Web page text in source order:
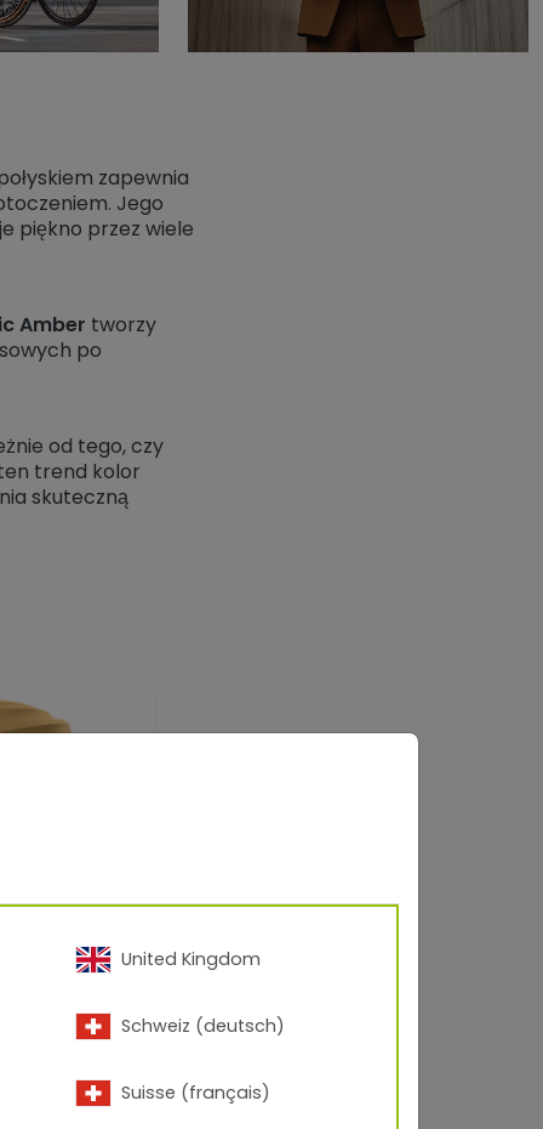
zapewnia
Jego
piękno przez wiele
Amber tworzy
po
od tego, czy
trend kolor
skuteczną
United Kingdom
Schweiz (deutsch)
Suisse (français)